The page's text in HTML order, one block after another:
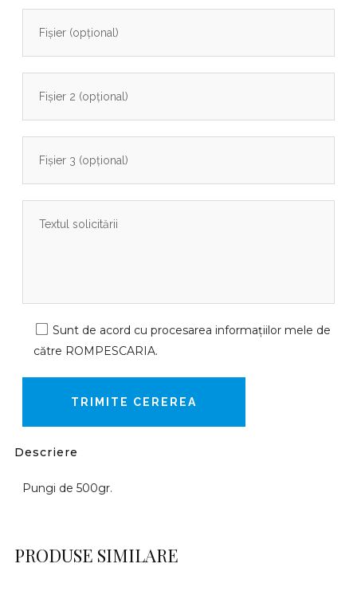
Sunt de acord cu procesarea informațiilor mele de
către ROMPESCARIA.
Descriere
Pungi de 500gr.
PRODUSE SIMILARE